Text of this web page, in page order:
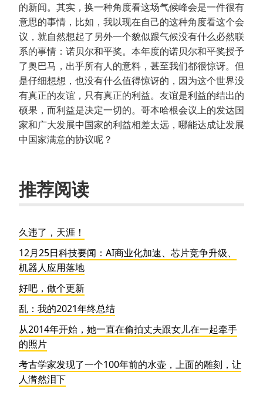
的新闻。其实，换一种角度看这场气候峰会是一件很有
意思的事情，比如，我以现在自己的这种角度看这个会
议，就自然想起了另外一个貌似跟气候没有什么必然联
系的事情：诺贝尔和平奖。本年度的诺贝尔和平奖授予
了奥巴马，出乎所有人的意料，甚至我们都很惊讶。但
是仔细想想，也没有什么值得惊讶的，因为这个世界没
有真正的友谊，只有真正的利益。友谊是利益的结出的
硕果，而利益是决定一切的。哥本哈根会议上的发达国
家和广大发展中国家的利益相差太远，哪能达成让发展
中国家满意的协议呢？
推荐阅读
久违了，天涯！
12月25日科技要闻：AI商业化加速、芯片竞争升级、
机器人应用落地
好吧，做个更新
乱：我的2021年终总结
从2014年开始，她一直在偷拍丈夫跟女儿在一起牵手
的照片
考古学家发现了一个100年前的水壶，上面的雕刻，让
人潸然泪下